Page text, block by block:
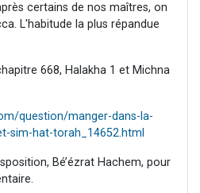
certains de nos maîtres, on
L'habitude la plus répandue
668, Halakha 1 et Michna
question/manger-dans-la-
sim-hat-torah_14652.html
Bé’ézrat Hachem, pour